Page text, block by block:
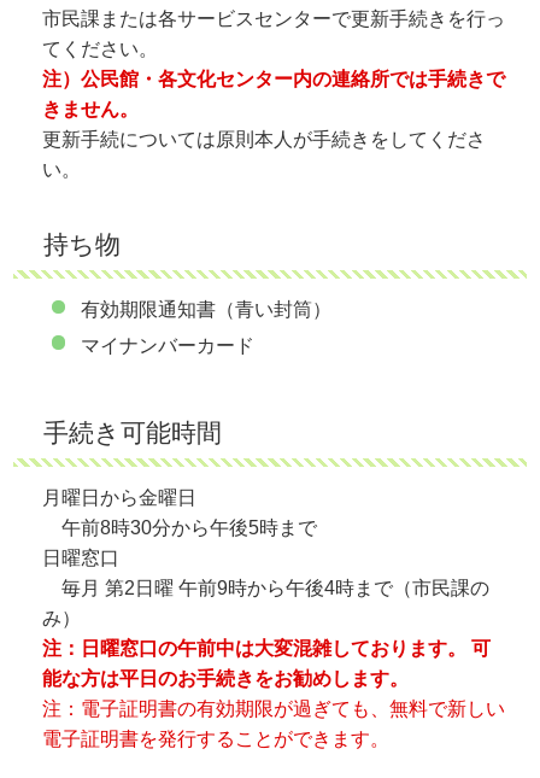
市民課または各サービスセンターで更新手続きを行っ
てください。
注）公民館・各文化センター内の連絡所では手続きで
きません。
更新手続については原則本人が手続きをしてくださ
い。
持ち物
有効期限通知書（青い封筒）
マイナンバーカード
手続き可能時間
月曜日から金曜日
午前8時30分から午後5時まで
日曜窓口
毎月 第2日曜 午前9時から午後4時まで（市民課の
み）
注：日曜窓口の午前中は大変混雑しております。 可
能な方は平日のお手続きをお勧めします。
注：電子証明書の有効期限が過ぎても、無料で新しい
電子証明書を発行することができます。